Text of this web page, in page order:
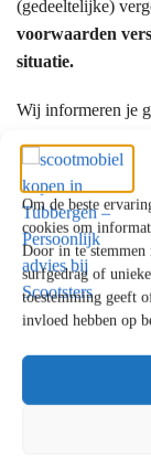
Om de beste
cookies om
Door in te stemmen
surfgedrag of
toestemming geeft
invloed hebben op
(gedeeltelijke)
voorwaarden
situatie.
Wij informeren je
de
een eventuele
alternatieven
Waarom
Scootsters?
✔ Persoonlijk en
✔ Showrooms
✔ Uitgebreide
✔ Betrouwbare